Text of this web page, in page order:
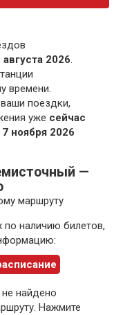
августа 2026.
времени.
поездки,
уже сейчас
ноября 2026
—
маршруту
наличию билетов,
найдено
Нажмите